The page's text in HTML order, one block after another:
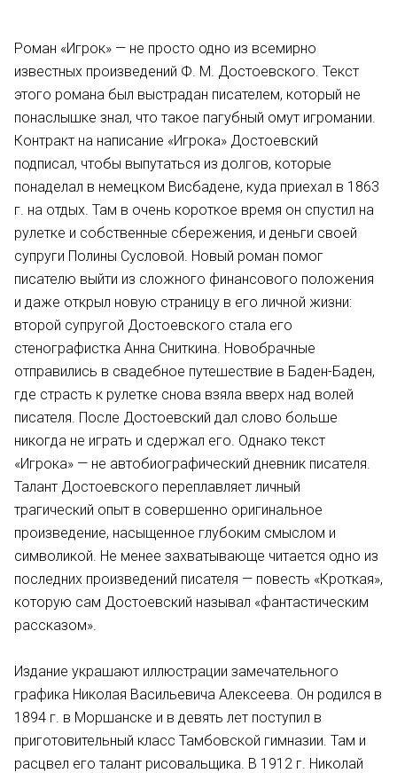
Роман «Игрок» — не просто одно из всемирно
известных произведений Ф. М. Достоевского. Текст
этого романа был выстрадан писателем, который не
понаслышке знал, что такое пагубный омут игромании.
Контракт на написание «Игрока» Достоевский
подписал, чтобы выпутаться из долгов, которые
понаделал в немецком Висбадене, куда приехал в 1863
г. на отдых. Там в очень короткое время он спустил на
рулетке и собственные сбережения, и деньги своей
супруги Полины Сусловой. Новый роман помог
писателю выйти из сложного финансового положения
и даже открыл новую страницу в его личной жизни:
второй супругой Достоевского стала его
стенографистка Анна Сниткина. Новобрачные
отправились в свадебное путешествие в Баден-Баден,
где страсть к рулетке снова взяла вверх над волей
писателя. После Достоевский дал слово больше
никогда не играть и сдержал его. Однако текст
«Игрока» — не автобиографический дневник писателя.
Талант Достоевского переплавляет личный
трагический опыт в совершенно оригинальное
произведение, насыщенное глубоким смыслом и
символикой. Не менее захватывающе читается одно из
последних произведений писателя — повесть «Кроткая»,
которую сам Достоевский называл «фантастическим
рассказом».
Издание украшают иллюстрации замечательного
графика Николая Васильевича Алексеева. Он родился в
1894 г. в Моршанске и в девять лет поступил в
приготовительный класс Тамбовской гимназии. Там и
расцвел его талант рисовальщика. В 1912 г. Николай